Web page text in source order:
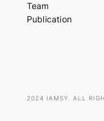
r
Team
Publication
2024 IAMSY. ALL